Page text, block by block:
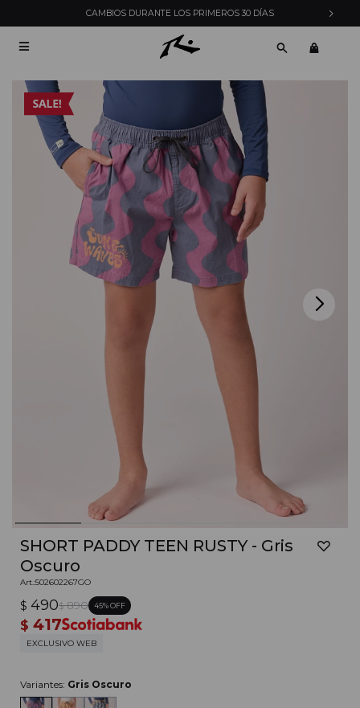
CAMBIOS DURANTE LOS PRIMEROS 30 DÍAS

SHORT PADDY TEEN RUSTY - Gris
Oscuro
502602267GO
$ 490$ 890 45
$ 417
EXCLUSIVO WEB
Variantes: Gris Oscuro